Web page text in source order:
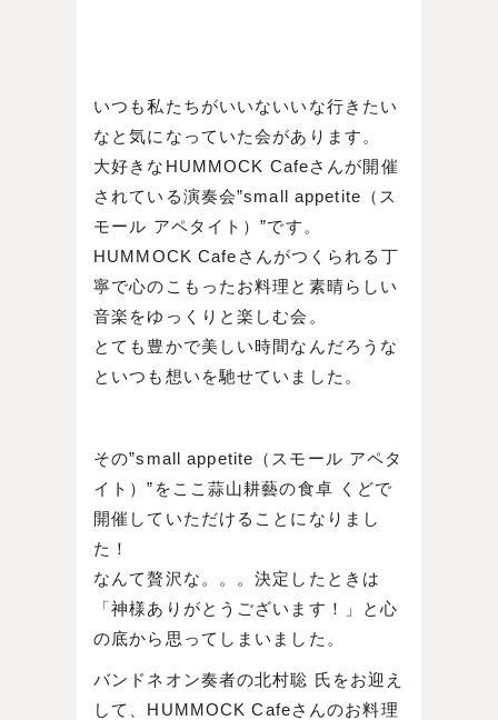
いつも私たちがいいないいな行きたい
なと気になっていた会があります。
大好きなHUMMOCK Cafeさんが開催
されている演奏会”small appetite（ス
モール アペタイト）”です。
HUMMOCK Cafeさんがつくられる丁
寧で心のこもったお料理と素晴らしい
音楽をゆっくりと楽しむ会。
とても豊かで美しい時間なんだろうな
といつも想いを馳せていました。
その”small appetite（スモール アペタ
イト）”をここ蒜山耕藝の食卓 くどで
開催していただけることになりまし
た！
なんて贅沢な。。。決定したときは
「神様ありがとうございます！」と心
の底から思ってしまいました。
バンドネオン奏者の北村聡 氏をお迎え
して、HUMMOCK Cafeさんのお料理